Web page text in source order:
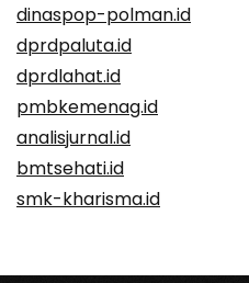
dinaspop-polman.id
dprdpaluta.id
dprdlahat.id
pmbkemenag.id
analisjurnal.id
bmtsehati.id
smk-kharisma.id